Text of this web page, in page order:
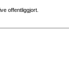
offentliggjort.